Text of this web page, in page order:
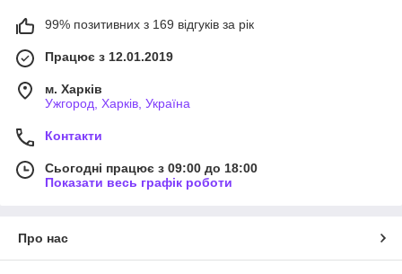
99% позитивних з 169 відгуків за рік
Працює з 12.01.2019
м. Харків
Ужгород, Харків, Україна
Контакти
Сьогодні працює з 09:00 до 18:00
Показати весь графік роботи
Про нас